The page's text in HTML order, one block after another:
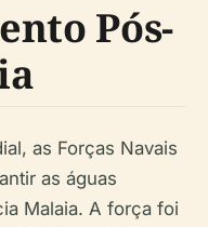
Pós-
as Forças Navais
as águas
Malaia. A força foi